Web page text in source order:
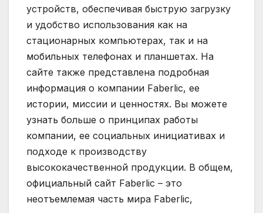
устройств, обеспечивая быструю загрузку
и удобство использования как на
стационарных компьютерах, так и на
мобильных телефонах и планшетах. На
сайте также представлена подробная
информация о компании Faberlic, ее
истории, миссии и ценностях. Вы можете
узнать больше о принципах работы
компании, ее социальных инициативах и
подходе к производству
высококачественной продукции. В общем,
официальный сайт Faberlic – это
неотъемлемая часть мира Faberlic,